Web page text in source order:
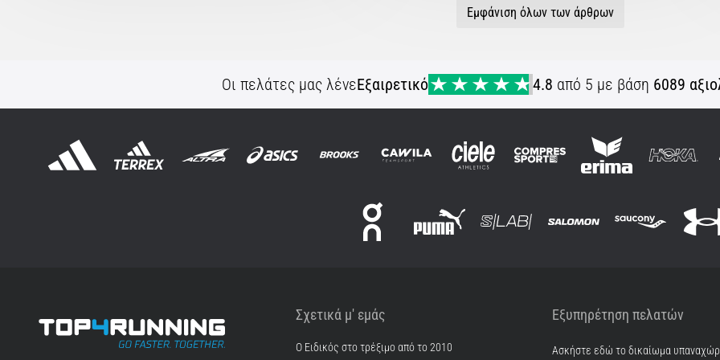
Εμφάνιση όλων των άρθρων
Οι πελάτες μας λένεΕξαιρετικό 4.8 από 5 με βάση 6089
Σχετικά μ' εμάς
Ο Ειδικός στο τρέξιμο από το 2010
Εξυπηρέτηση πελατών
Ασκήστε εδώ το δικαίωμα